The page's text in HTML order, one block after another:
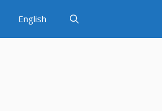
English